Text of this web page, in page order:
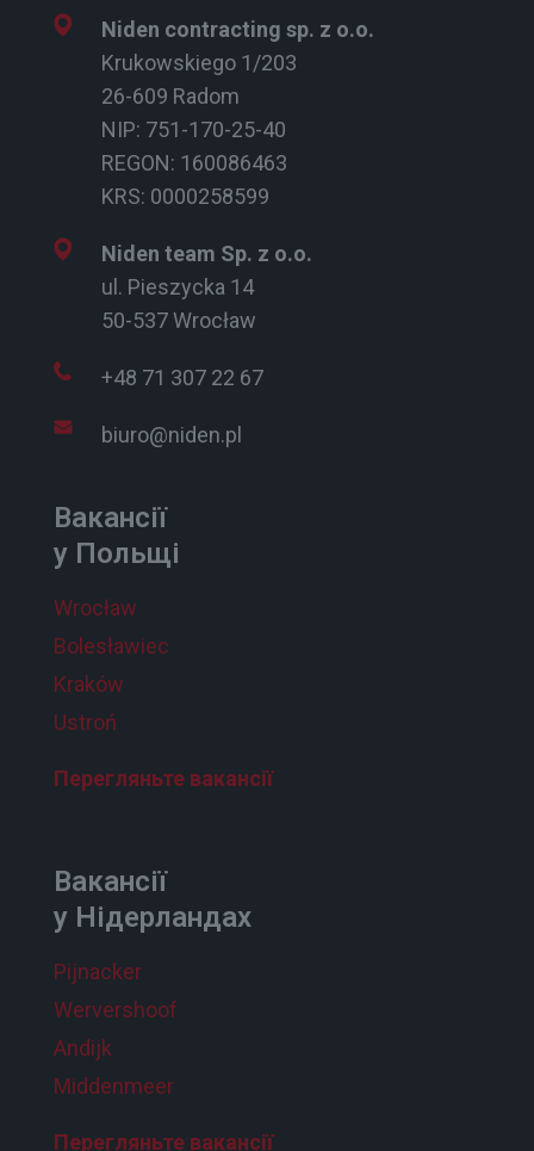
Niden contracting sp. z o.o.
Krukowskiego 1/203
26-609 Radom
NIP: 751-170-25-40
REGON: 160086463
KRS: 0000258599
Niden team Sp. z o.o.
ul. Pieszycka 14
50-537 Wrocław
+48 71 307 22 67
biuro@niden.pl
Вакансії
у Польщі
Wrocław
Bolesławiec
Kraków
Ustroń
Перегляньте вакансії
Вакансії
у Нідерландах
Pijnacker
Wervershoof
Andijk
Middenmeer
Перегляньте вакансії